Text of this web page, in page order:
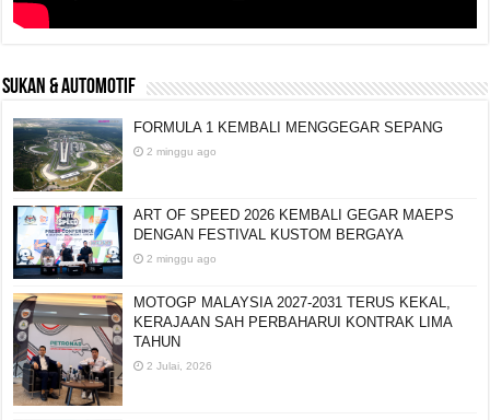
SUKAN & AUTOMOTIF
FORMULA 1 KEMBALI MENGGEGAR SEPANG
2 minggu ago
ART OF SPEED 2026 KEMBALI GEGAR MAEPS
DENGAN FESTIVAL KUSTOM BERGAYA
2 minggu ago
MOTOGP MALAYSIA 2027-2031 TERUS KEKAL,
KERAJAAN SAH PERBAHARUI KONTRAK LIMA
TAHUN
2 Julai, 2026